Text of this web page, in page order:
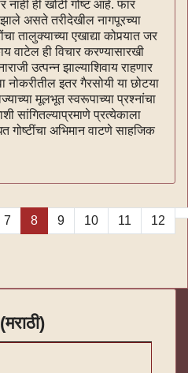
नाही ही खोटी गोष्ट आहे. फार
झाले असते तरीदेखील नागपूरच्या
तालुक्याच्या एखाद्या कोपर्‍यात जर
वाटेल ही विचार करण्यासारखी
उत्पन्न झाल्याशिवाय राहणार
नोकरीतील इतर गैरसोयी या छोटया
मूलभूत स्वरूपाच्या प्रश्नांचा
सांगितल्याप्रमाणे प्रत्येकाला
गोष्टींचा अभिमान वाटणे साहजिक
7 8 9 10 11 12